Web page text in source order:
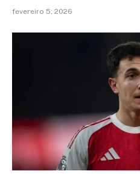
fevereiro 5, 2026